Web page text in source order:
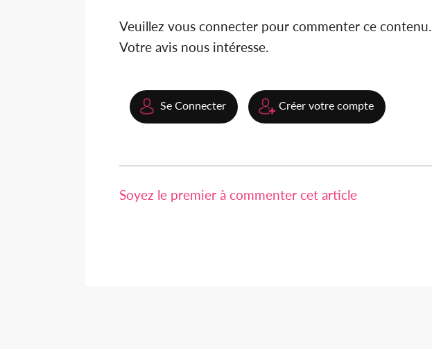
Veuillez vous connecter pour commenter ce contenu.
Votre avis nous intéresse.
Se Connecter Créer votre compte
Soyez le premier à commenter cet article